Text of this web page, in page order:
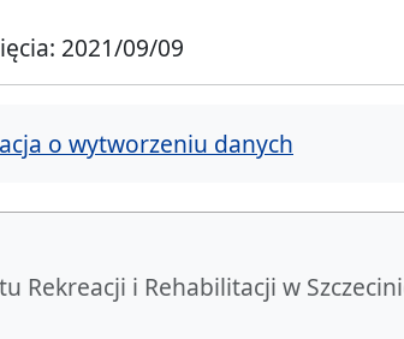
2021/09/09
o wytworzeniu danych
Rekreacji i Rehabilitacji w